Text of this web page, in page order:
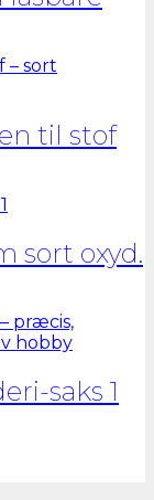
til stof
sort oxyd.
saks 1